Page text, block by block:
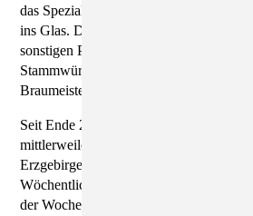
das Spezialbier produziert. Rotblond,
ins Glas. Der kräftige Geschmack ist
sonstigen Pils, mehr Alkohol ist drin -
Stammwürze beträgt 13,5 Prozent. Und
Braumeister. Zwickelprobe bestanden!
Seit Ende 2015 ist Mirko Endt beim
mittlerweile fühlt er sich angekommen.
Erzgebirge, aktuell lebt er mit seiner
Wöchentlich pendelt er von Pößneck
der Woche wohnt. Und das seit sieben